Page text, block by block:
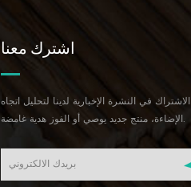
اشترك معنا
الاشتراك في النشرة الإخبارية لدينا لتحليل اتجاه
الإضاءة، منتج جديد يوصي أو الفوز هدية غامضة.